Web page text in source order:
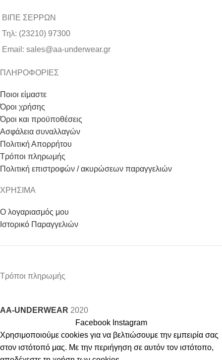
ΒΙΠΕ ΣΕΡΡΩΝ
Τηλ: (23210) 97300
Email: sales@aa-underwear.gr
ΠΛΗΡΟΦΟΡΙΕΣ
Ποιοι είμαστε
Όροι χρήσης
Όροι και προϋποθέσεις
Ασφάλεια συναλλαγών
Πολιτική Απορρήτου
Τρόποι πληρωμής
Πολιτική επιστροφών / ακυρώσεων παραγγελιών
ΧΡΗΣΙΜΑ
Ο λογαριασμός μου
Ιστορικό Παραγγελιών
Τρόποι πληρωμής
AA-UNDERWEAR 2020
Facebook Instagram
Χρησιμοποιούμε cookies για να βελτιώσουμε την εμπειρία σας
στον ιστότοπό μας. Με την περιήγηση σε αυτόν τον ιστότοπο,